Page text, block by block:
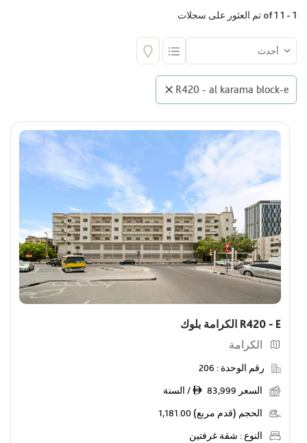
المجمع السكني
R420 - E الكرامة بلوك
البناية
اختر
المساحة (قدم مربع)
Min
Max
السعر ê
Min
Max
عروض
أظهر الوحدات التي عليها عروض خاصة
الوحدات المميزة للأفراد
أظهر وحدات الأفراد
1 - 1 of 1 تم العثور على سجلات
R420 - al karama block-e
R420 - E الكرامة بلوك
الكرامة
رقم الوحدة : 206
السعر ê 83,999 / السنة
الحجم (قدم مربع) 1,181.00
النوع : شقة غرفتين